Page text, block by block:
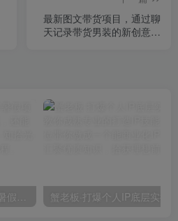
最新图文带货项目，通过聊
天记录带货男装的新创意玩
小红书冷门赛道，教师寒暑假项目，多种连环套的变现方式，还能矩阵操作放大收益【揭秘】